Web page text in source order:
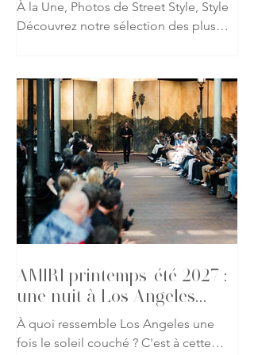
À la Une, Photos de Street Style, Style
Découvrez notre sélection des plus
de la Fashion Week de Paris. Fidèle à
l'univers imaginé par Mike Amiri, les
invités ont revisité les codes du
glamour californien à travers des
silhouettes mêlant tailoring
décontracté, cuir, denim et détails
précieux. Une galerie qui capture
l'atmosphère du défilé et l'élégance
des invités présents pour l'un des
AMIRI printemps-été 2027 :
une nuit à Los Angeles
s'invite à Paris
À quoi ressemble Los Angeles une
fois le soleil couché ? C'est à cette